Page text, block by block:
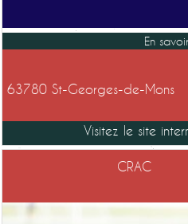
63780 St-Georges-de-Mons
CRAC